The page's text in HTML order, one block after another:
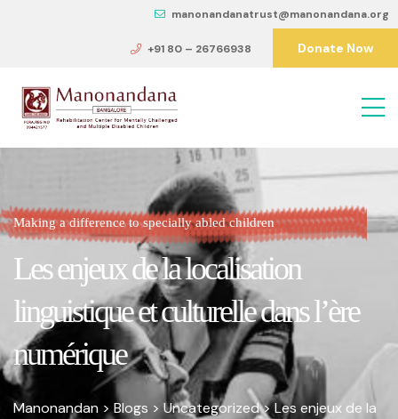
manonandanatrust@manonandana.org
+91 80 – 26766938 Donate Now
Making a difference to specially abled children
Les enjeux de la localisation
linguistique et culturelle dans l’ère
numérique
Manonandan >Blogs >Uncategorized>Les enjeux de la